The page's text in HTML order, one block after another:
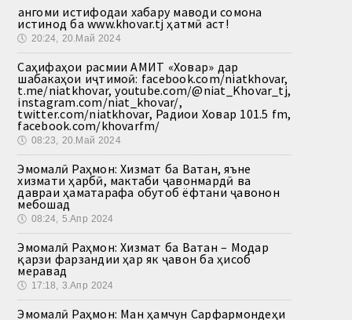
Ҳангоми истифодаи хабару маводи сомона
истинод ба www.khovar.tj ҳатмӣ аст!
🕔 20:24, 20.Май 2024
Саҳифаҳои расмии АМИТ «Ховар» дар
шабакаҳои иҷтимоӣ: facebook.com/niatkhovar,
t.me/niatkhovar, youtube.com/@niat_Khovar_tj,
instagram.com/niat_khovar/,
twitter.com/niatkhovar, Радиои Ховар 101.5 fm,
facebook.com/khovarfm/
🕔 08:23, 20.Май 2024
Эмомалӣ Раҳмон: Хизмат ба Ватан, яъне
хизмати ҳарбӣ, мактаби ҷавонмардӣ ва
давраи ҳаматарафа обутоб ёфтани ҷавонон
мебошад
🕔 08:24, 5.Апр 2024
Эмомалӣ Раҳмон: Хизмат ба Ватан – Модар
қарзи фарзандии ҳар як ҷавон ба ҳисоб
меравад
🕔 17:18, 3.Апр 2024
Эмомалӣ Раҳмон: Ман ҳамчун Сарфармондеҳи